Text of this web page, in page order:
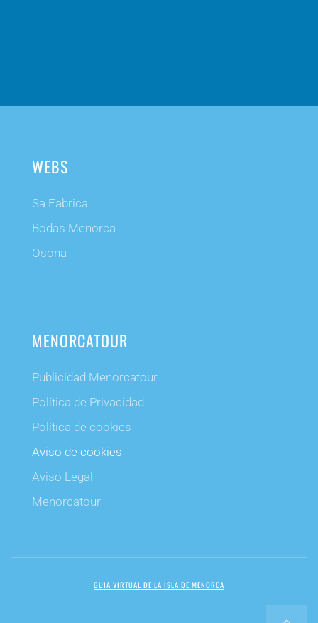
WEBS
Sa Fabrica
Bodas Menorca
Osona
MENORCATOUR
Publicidad Menorcatour
Política de Privacidad
Política de cookies
Aviso de cookies
Aviso Legal
Menorcatour
GUIA VIRTUAL DE LA ISLA DE MENORCA